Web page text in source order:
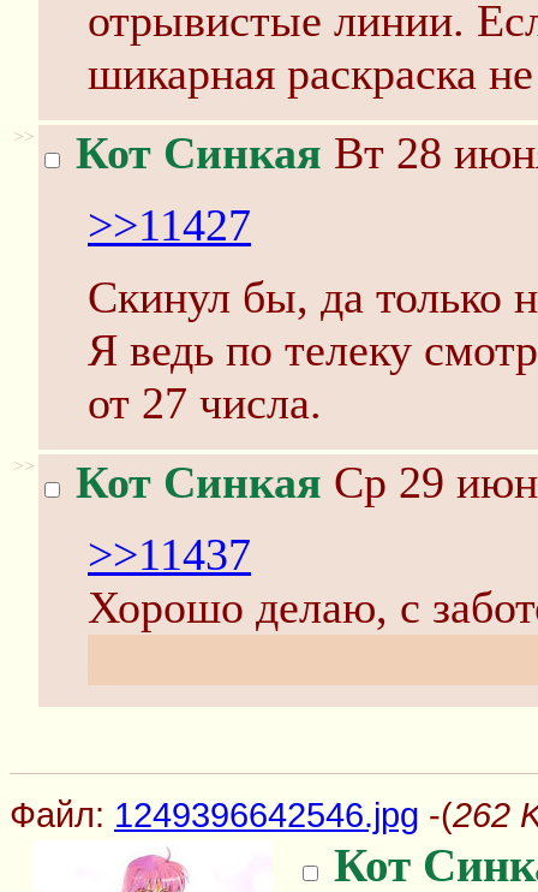
отрывистые линии.
шикарная раскраска
>> Кот Синкая Вт 28
>>11427
Скинул бы, да только
Я ведь по телеку
от 27 числа.
>> Кот Синкая Ср 29
>>11437
Хорошо делаю, с
Файл: 1249396642546.jpg -(262
Кот